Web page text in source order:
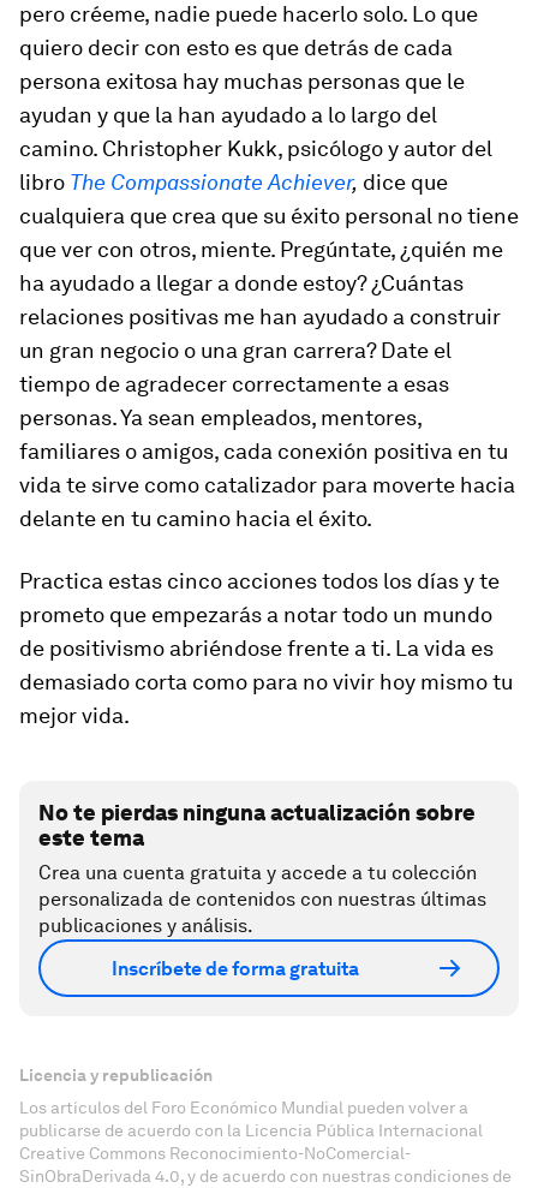
pero créeme, nadie puede hacerlo solo. Lo que
quiero decir con esto es que detrás de cada
persona exitosa hay muchas personas que le
ayudan y que la han ayudado a lo largo del
camino. Christopher Kukk, psicólogo y autor del
libro The Compassionate Achiever, dice que
cualquiera que crea que su éxito personal no tiene
que ver con otros, miente. Pregúntate, ¿quién me
ha ayudado a llegar a donde estoy? ¿Cuántas
relaciones positivas me han ayudado a construir
un gran negocio o una gran carrera? Date el
tiempo de agradecer correctamente a esas
personas. Ya sean empleados, mentores,
familiares o amigos, cada conexión positiva en tu
vida te sirve como catalizador para moverte hacia
delante en tu camino hacia el éxito.
Practica estas cinco acciones todos los días y te
prometo que empezarás a notar todo un mundo
de positivismo abriéndose frente a ti. La vida es
demasiado corta como para no vivir hoy mismo tu
mejor vida.
No te pierdas ninguna actualización sobre
este tema
Crea una cuenta gratuita y accede a tu colección
personalizada de contenidos con nuestras últimas
publicaciones y análisis.
Inscríbete de forma gratuita
Licencia y republicación
Los artículos del Foro Económico Mundial pueden volver a
publicarse de acuerdo con la Licencia Pública Internacional
Creative Commons Reconocimiento-NoComercial-
SinObraDerivada 4.0, y de acuerdo con nuestras condiciones de